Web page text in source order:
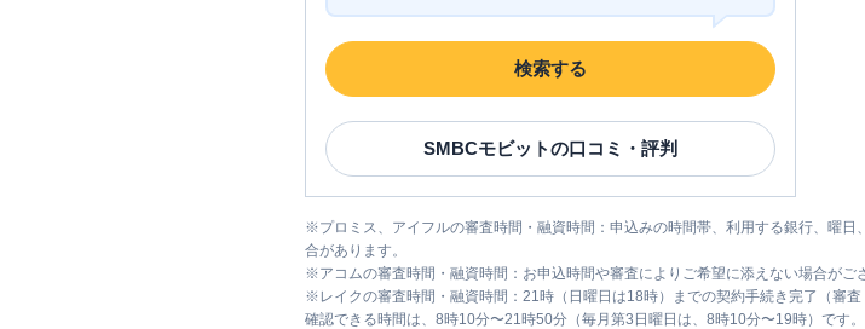
検索する
SMBCモビットの口コミ・評判
※プロミス、アイフルの審査時間・融資時間：申込みの時間帯、利用する銀行、曜
合があります。
※アコムの審査時間・融資時間：お申込時間や審査によりご希望に添えない場合がご
※ レイクの審査時間・融資時間：21時（日曜日は18時）までの契約手続き完了（審
確認できる時間は、8時10分〜21時50分（毎月第3日曜日は、8時10分〜19時）です